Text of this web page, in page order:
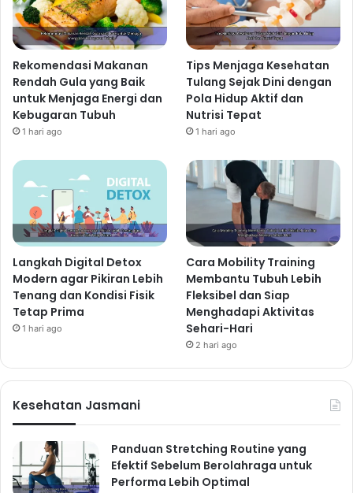
Rekomendasi Makanan
Rendah Gula yang Baik
untuk Menjaga Energi dan
Kebugaran Tubuh
1 hari ago
Tips Menjaga Kesehatan
Tulang Sejak Dini dengan
Pola Hidup Aktif dan
Nutrisi Tepat
1 hari ago
Langkah Digital Detox
Modern agar Pikiran Lebih
Tenang dan Kondisi Fisik
Tetap Prima
1 hari ago
Cara Mobility Training
Membantu Tubuh Lebih
Fleksibel dan Siap
Menghadapi Aktivitas
Sehari-Hari
2 hari ago
Kesehatan Jasmani
Panduan Stretching Routine yang
Efektif Sebelum Berolahraga untuk
Performa Lebih Optimal